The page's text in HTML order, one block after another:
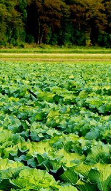
で
をい
で
をい